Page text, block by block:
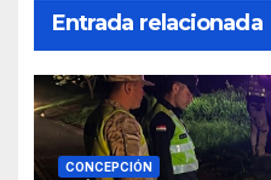
Entrada relacionada
CONCEPCIÓN